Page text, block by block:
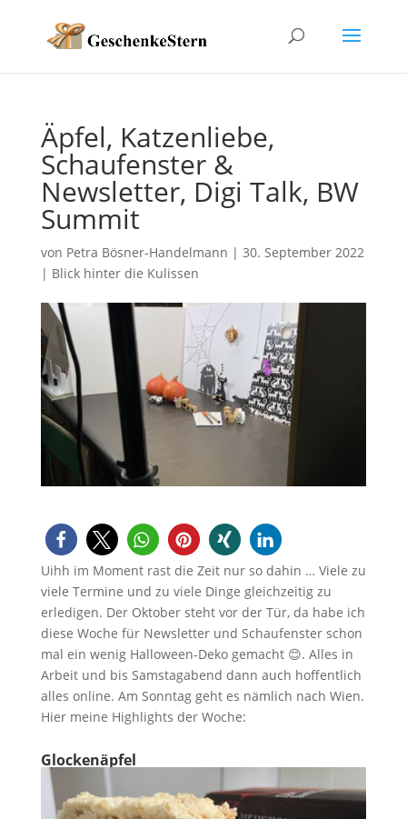
Äpfel, Katzenliebe,
Schaufenster &
Newsletter, Digi Talk, BW
Summit
von Petra Bösner-Handelmann | 30. September 2022
| Blick hinter die Kulissen
Uihh im Moment rast die Zeit nur so dahin … Viele zu
viele Termine und zu viele Dinge gleichzeitig zu
erledigen. Der Oktober steht vor der Tür, da habe ich
diese Woche für Newsletter und Schaufenster schon
mal ein wenig Halloween-Deko gemacht 😊. Alles in
Arbeit und bis Samstagabend dann auch hoffentlich
alles online. Am Sonntag geht es nämlich nach Wien.
Hier meine Highlights der Woche:
Glockenäpfel